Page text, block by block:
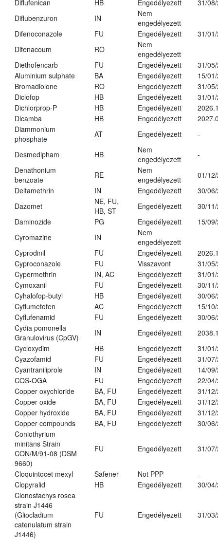
Diflufenican HB Engedélyezett
31/
Diflubenzuron
IN
Nem
engedélyezett
Difenoconazole
FU Engedélyezett
31/
Difenacoum
RO
Nem
engedélyezett
Diethofencarb
FU Engedélyezett
31/
Aluminium sulphate
BA Engedélyezett
15/
Bromadiolone
RO Engedélyezett
31/
Diclofop
HB Engedélyezett
31/
Dichlorprop-P
HB Engedélyezett
Dicamba
HB Engedélyezett
Diammonium
phosphate
AT Engedélyezett -
Desmedipham HB
Nem
engedélyezett
-
Denathonium
benzoate
RE
Nem
engedélyezett
01/
Deltamethrin
IN Engedélyezett
30/
Dazomet
NE, FU,
HB, ST
Engedélyezett
30/
Daminozide
PG Engedélyezett
15/
Cyromazine
IN
Nem
engedélyezett
Cyprodinil
FU Engedélyezett
Cyproconazole
FU Visszavont
31/
Cypermethrin
IN, AC Engedélyezett
31/
Cymoxanil
FU Engedélyezett
30/
Cyhalofop-butyl
HB Engedélyezett
30/
Cyflumetofen
AC Engedélyezett
15/
Cyflufenamid
FU Engedélyezett
30/
Cydia pomonella
Granulovirus (CpGV)
IN Engedélyezett
Cycloxydim
HB Engedélyezett
31/
Cyazofamid
FU Engedélyezett
31/
Cyantraniliprole
IN Engedélyezett
14/
COS-OGA
FU Engedélyezett
22/
Copper oxychloride
BA, FU Engedélyezett
31/
Copper oxide
BA, FU Engedélyezett
31/
Copper hydroxide
BA, FU Engedélyezett
31/
Copper compounds
BA, FU Engedélyezett
30/
Coniothyrium
minitans Strain
CON/M/91-08 (DSM
9660)
FU Engedélyezett 31/
Cloquintocet mexyl Safener Not PPP
-
Clopyralid
HB Engedélyezett
30/
Clonostachys rosea
strain J1446
(Gliocladium
catenulatum strain
J1446)
FU Engedélyezett 31/